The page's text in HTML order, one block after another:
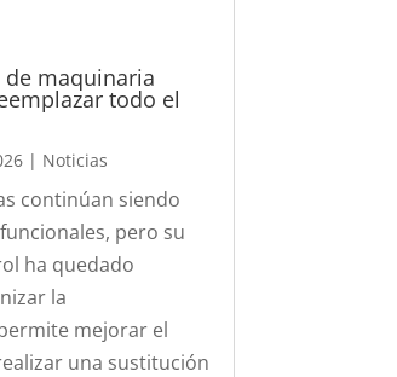
maquinaria
todo el
| Noticias
continúan siendo
pero su
ha quedado
la
mejorar el
una sustitución